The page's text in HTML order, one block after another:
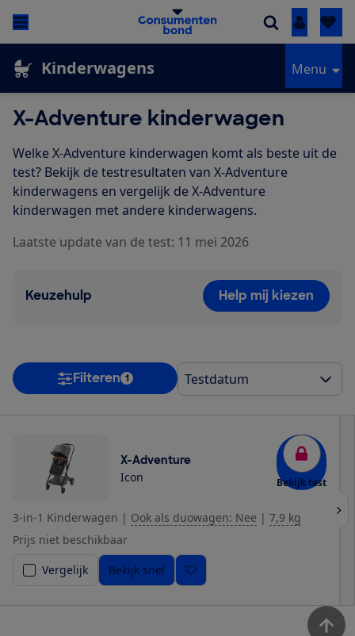
Inloggen
Kinderwagens Menu
X-Adventure kinderwagen
Welke X-Adventure kinderwagen komt als beste uit de
test? Bekijk de testresultaten van X-Adventure
kinderwagens en vergelijk de X-Adventure
kinderwagen met andere kinderwagens.
Laatste update van de test: 11 mei 2026
Keuzehulp Help mij kiezen
Filteren 1
X-Adventure
Icon Bekijk test
3-in-1 Kinderwagen | Ook als duowagen: Nee | 7,9 kg
Prijs niet beschikbaar
Vergelijk
Bekijk snel